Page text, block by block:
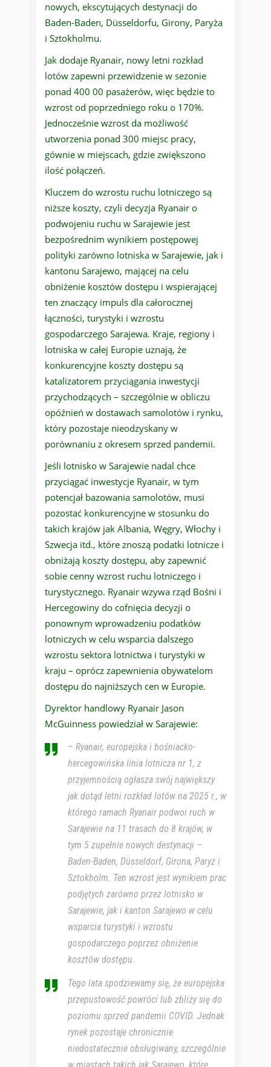
nowych, ekscytujących destynacji do
Baden-Baden, Düsseldorfu, Girony, Paryża
i Sztokholmu.
Jak dodaje Ryanair, nowy letni rozkład
lotów zapewni przewidzenie w sezonie
ponad 400 00 pasażerów, więc będzie to
wzrost od poprzedniego roku o 170%.
Jednocześnie wzrost da możliwość
utworzenia ponad 300 miejsc pracy,
gównie w miejscach, gdzie zwiększono
ilość połączeń.
Kluczem do wzrostu ruchu lotniczego są
niższe koszty, czyli decyzja Ryanair o
podwojeniu ruchu w Sarajewie jest
bezpośrednim wynikiem postępowej
polityki zarówno lotniska w Sarajewie, jak i
kantonu Sarajewo, mającej na celu
obniżenie kosztów dostępu i wspierającej
ten znaczący impuls dla całorocznej
łączności, turystyki i wzrostu
gospodarczego Sarajewa. Kraje, regiony i
lotniska w całej Europie uznają, że
konkurencyjne koszty dostępu są
katalizatorem przyciągania inwestycji
przychodzących – szczególnie w obliczu
opóźnień w dostawach samolotów i rynku,
który pozostaje nieodzyskany w
porównaniu z okresem sprzed pandemii.
Jeśli lotnisko w Sarajewie nadal chce
przyciągać inwestycje Ryanair, w tym
potencjał bazowania samolotów, musi
pozostać konkurencyjne w stosunku do
takich krajów jak Albania, Węgry, Włochy i
Szwecja itd., które znoszą podatki lotnicze i
obniżają koszty dostępu, aby zapewnić
sobie cenny wzrost ruchu lotniczego i
turystycznego. Ryanair wzywa rząd Bośni i
Hercegowiny do cofnięcia decyzji o
ponownym wprowadzeniu podatków
lotniczych w celu wsparcia dalszego
wzrostu sektora lotnictwa i turystyki w
kraju – oprócz zapewnienia obywatelom
dostępu do najniższych cen w Europie.
Dyrektor handlowy Ryanair Jason
McGuinness powiedział w Sarajewie:
– Ryanair, europejska i bośniacko-
hercegowińska linia lotnicza nr 1, z
przyjemnością ogłasza swój największy
jak dotąd letni rozkład lotów na 2025 r., w
którego ramach Ryanair podwoi ruch w
Sarajewie na 11 trasach do 8 krajów, w
tym 5 zupełnie nowych destynacji –
Baden-Baden, Düsseldorf, Girona, Paryż i
Sztokholm. Ten wzrost jest wynikiem prac
podjętych zarówno przez lotnisko w
Sarajewie, jak i kanton Sarajewo w celu
wsparcia turystyki i wzrostu
gospodarczego poprzez obniżenie
kosztów dostępu.
Tego lata spodziewamy się, że europejska
przepustowość powróci lub zbliży się do
poziomu sprzed pandemii COVID. Jednak
rynek pozostaje chronicznie
niedostatecznie obsługiwany, szczególnie